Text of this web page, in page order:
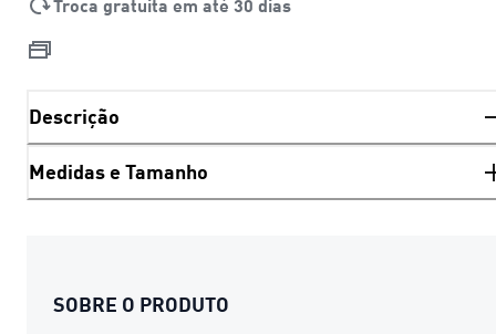
Troca gratuita em até 30 dias
Descrição
Medidas e Tamanho
SOBRE O PRODUTO